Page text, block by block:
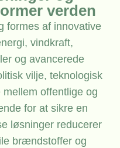
verden
formes af innovative
vindkraft,
og avancerede
vilje, teknologisk
offentlige og
for at sikre en
løsninger reducerer
brændstoffer og